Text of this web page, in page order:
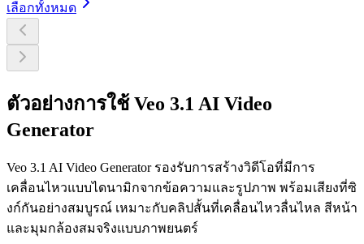
เลือกทั้งหมด
ตัวอย่างการใช้ Veo 3.1 AI Video
Generator
Veo 3.1 AI Video Generator รองรับการสร้างวิดีโอที่มีการ
เคลื่อนไหวแบบไดนามิกจากข้อความและรูปภาพ พร้อมเสียงที่ซิ
งก์กันอย่างสมบูรณ์ เหมาะกับคลิปสั้นที่เคลื่อนไหวลื่นไหล สีหน้า
และมุมกล้องสมจริงแบบภาพยนตร์